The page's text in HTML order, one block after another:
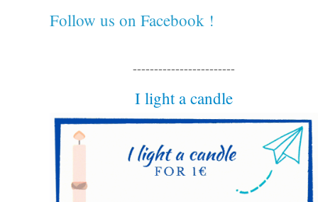
Follow us on Facebook !
------------------------
I light a candle